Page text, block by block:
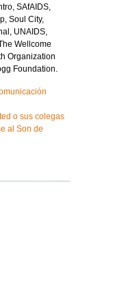
SAfAIDS,
Soul City,
UNAIDS,
Wellcome
Organization
Foundation.
o sus colegas
al Son de